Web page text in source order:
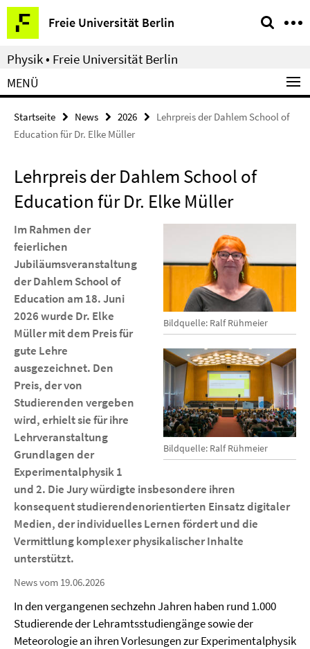
Springe
direkt
zu
Inhalt
Freie Universität Berlin
Service-
Navigation
Physik • Freie Universität Berlin
MENÜ
Startseite News 2026
Lehrpreis der Dahlem School of
Education für Dr. Elke Müller
Lehrpreis der Dahlem School of
Education für Dr. Elke Müller
Bildquelle: Ralf Rühmeier
Bildquelle: Ralf Rühmeier
Im Rahmen der
feierlichen
Jubiläumsveranstaltung
der Dahlem School of
Education am 18. Juni
2026 wurde Dr. Elke
Müller mit dem Preis für
gute Lehre
ausgezeichnet. Den
Preis, der von
Studierenden vergeben
wird, erhielt sie für ihre
Lehrveranstaltung
Grundlagen der
Experimentalphysik 1
und 2. Die Jury würdigte insbesondere ihren
konsequent studierendenorientierten Einsatz digitaler
Medien, der individuelles Lernen fördert und die
Vermittlung komplexer physikalischer Inhalte
unterstützt.
News vom 19.06.2026
In den vergangenen sechzehn Jahren haben rund 1.000
Studierende der Lehramtsstudiengänge sowie der
Meteorologie an ihren Vorlesungen zur Experimentalphysik